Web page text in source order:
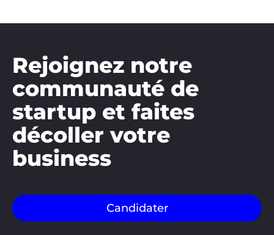
Rejoignez notre
communauté de
startup et faites
décoller votre
business
Candidater